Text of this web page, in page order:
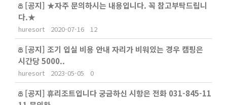
[공지] ★자주 문의하시는 내용입니다. 꼭 참고부탁드립니
다.★
huresort 2020-07-16 12
[공지] 조기 입실 비용 안내 자리가 비워있는 경우 캠핑은
시간당 5000..
huresort 2023-05-05 0
[공지] 휴리조트입니다 궁금하신 시항은 전화 031-845-11